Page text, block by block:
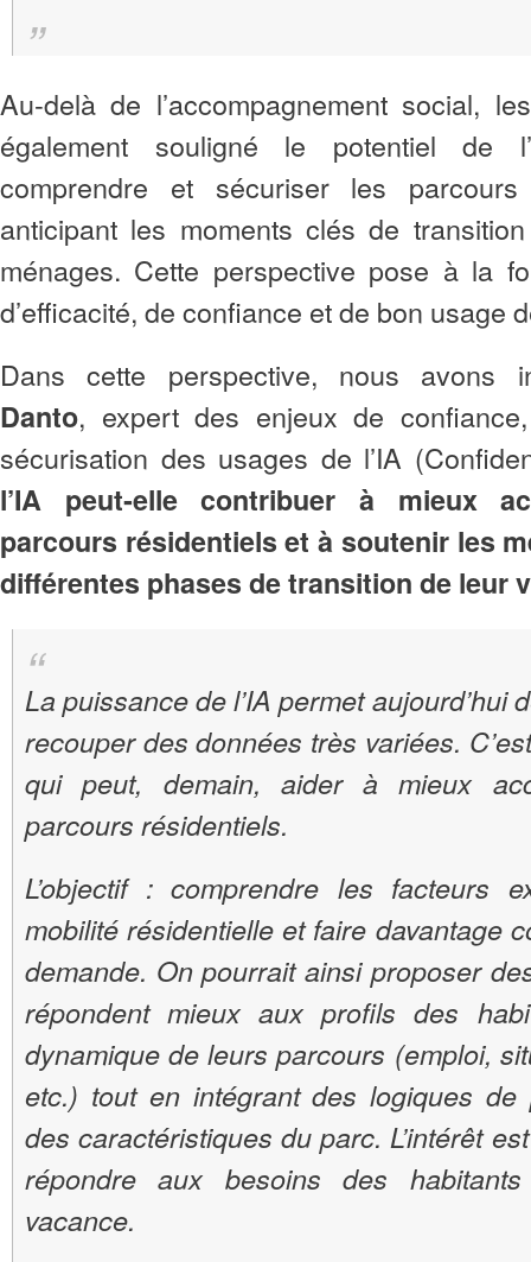
Au‑delà de l’accompagnement social,
également souligné le potentiel de
comprendre et sécuriser les
anticipant les moments clés de
ménages. Cette perspective pose à la
d’efficacité, de confiance et de bon usage
Dans cette perspective, nous avons
Danto, expert des enjeux de
sécurisation des usages de l’IA
l’IA peut‑elle contribuer à mieux
parcours résidentiels et à soutenir les
différentes phases de transition de leur
La puissance de l’IA permet aujourd’hui
recouper des données très variées.
qui peut, demain, aider à mieux
parcours résidentiels.
L’objectif : comprendre les facteurs
mobilité résidentielle et faire davantage
demande. On pourrait ainsi proposer
répondent mieux aux profils des
dynamique de leurs parcours (emploi,
etc.) tout en intégrant des logiques de
des caractéristiques du parc. L’intérêt
répondre aux besoins des
vacance.